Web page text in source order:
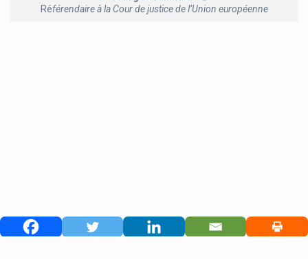
Référendaire à la Cour de justice de l’Union européenne